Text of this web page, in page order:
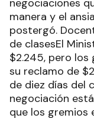
negociaciones
manera y el
postergó.
de clasesEl
$2.245, pero los
su reclamo de
de diez días del
negociación
que los gremios